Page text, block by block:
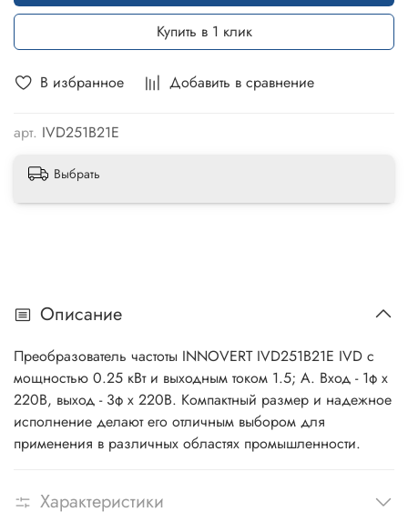
В избранное Добавить в сравнение
арт. IVD251B21E
Купить в 1 клик
Выбрать
Описание
Преобразователь частоты INNOVERT IVD251B21E IVD с
мощностью 0.25 кВт и выходным током 1.5; А. Вход - 1ф x
220В, выход - 3ф х 220В. Компактный размер и надежное
исполнение делают его отличным выбором для
применения в различных областях промышленности.
Характеристики